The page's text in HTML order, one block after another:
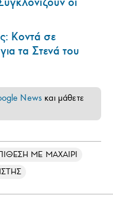
Κοντά σε
τα Στενά του
News και μάθετε
ΜΕ ΜΑΧΑΙΡΙ